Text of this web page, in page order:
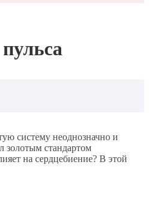
систему неоднозначно и
золотым стандартом
на сердцебиение? В этой